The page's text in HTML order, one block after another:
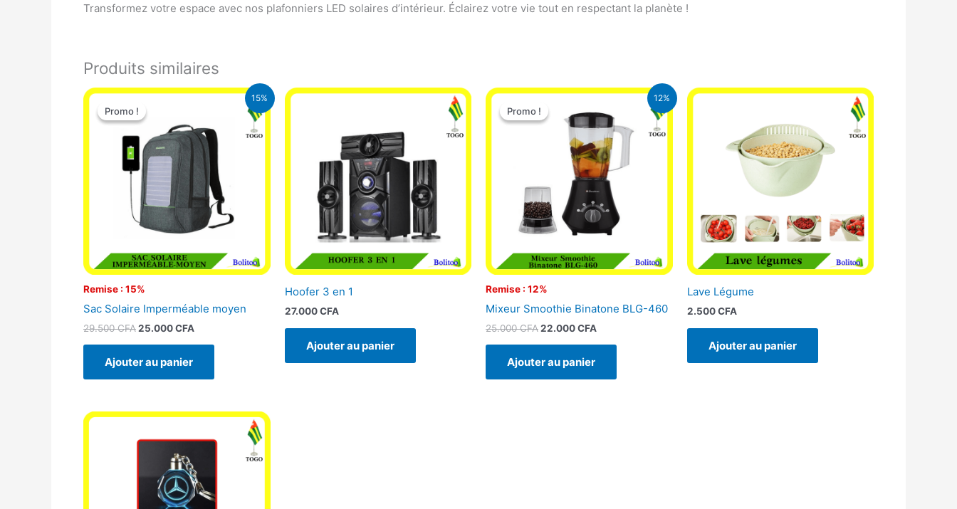
Transformez votre espace avec nos plafonniers LED solaires d’intérieur. Éclairez votre vie tout en respectant la planète !
Produits similaires
15%
Promo !
Remise : 15%
Promo !
Sac Solaire Imperméable moyen
29.500CFA
Le
prix
initial
29.500 CFA.
25.000CFA
Le
est :
25.000 CFA.
Ajouter au panier
Hoofer 3 en 1
27.000CFA
Ajouter au panier
12%
Promo !
Remise : 12%
Promo !
Mixeur Smoothie Binatone BLG-460
25.000CFA
Le
prix
initial
25.000 CFA.
22.000CFA
Le
actuel
est :
22.000 CFA.
Ajouter au panier
Lave Légume
2.500CFA
Ajouter au panier